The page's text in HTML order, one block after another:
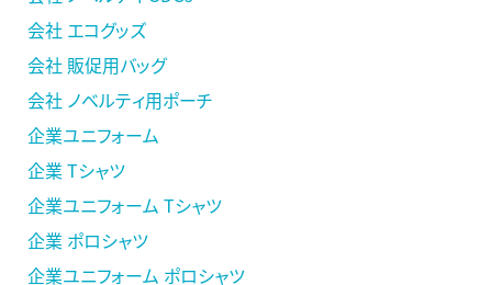
会社 エコグッズ
会社 販促用バッグ
会社 ノベルティ用ポーチ
企業ユニフォーム
企業 Tシャツ
企業ユニフォーム Tシャツ
企業 ポロシャツ
企業ユニフォーム ポロシャツ